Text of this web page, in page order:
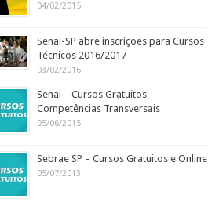
04/02/2015
Senai-SP abre inscrições para Cursos
Técnicos 2016/2017
03/02/2016
Senai – Cursos Gratuitos
Competências Transversais
05/06/2015
Sebrae SP – Cursos Gratuitos e Online
05/07/2013